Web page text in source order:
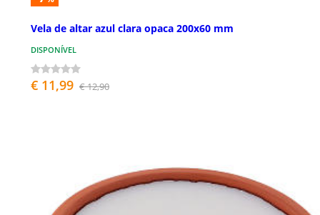
Vela de altar azul clara opaca 200x60 mm
DISPONÍVEL
€ 11,99 € 12,90